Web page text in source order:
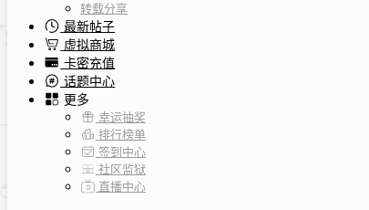
转载分享
最新帖子
虚拟商城
卡密充值
话题中心
更多
幸运抽奖
排行榜单
签到中心
社区监狱
直播中心